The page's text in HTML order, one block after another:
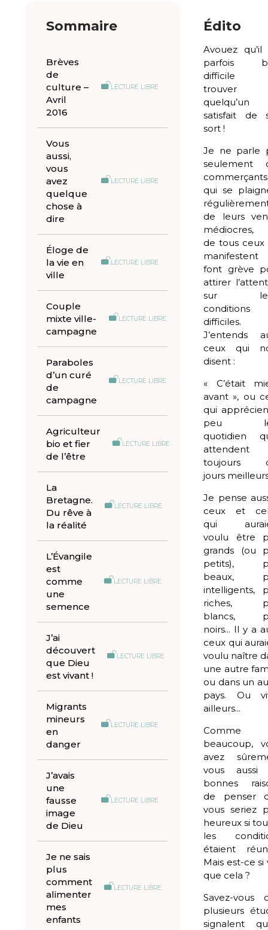
Sommaire
Brèves
de
culture –
Avril
2016
LECTURE LIBRE
Vous
aussi,
vous
avez
quelque
chose à
dire
LECTURE LIBRE
Éloge de
la vie en
ville
LECTURE LIBRE
Couple
mixte ville-
campagne
LECTURE LIBRE
Paraboles
d’un curé
de
campagne
LECTURE LIBRE
Agriculteur
bio et fier
de l’être
LECTURE LIBRE
La
Bretagne.
Du rêve à
la réalité
LECTURE LIBRE
L’Évangile
est
comme
une
semence
LECTURE LIBRE
J’ai
découvert
que Dieu
est vivant !
LECTURE LIBRE
Migrants
mineurs
en
danger
LECTURE LIBRE
J’avais
une
fausse
image
de Dieu
LECTURE LIBRE
Je ne sais
plus
comment
alimenter
mes
enfants
LECTURE LIBRE
Édito
Avouez qu’il
parfois
difficile
trouver
quelqu’un
satisfait de
sort !
Je ne parle
seulement
commerçants
qui se
de leurs
médiocres,
de tous ceux
manifestent
font grève
attirer
sur
conditions
difficiles.
J’entends
ceux qui
disent :
« C’était
avant », ou
qui
peu
quotidien
attendent
toujours
jours
Je pense
ceux et
qui
voulu être
grands (ou
petits),
beaux,
intelligents,
riches,
blancs,
noirs... Il y a
ceux qui
voulu naître
une autre
ou dans un
pays. Ou
ailleurs...
Comme
beaucoup,
avez
vous aussi
bonnes
de penser
vous seriez
heureux si
les
étaient
Mais est-ce si
que cela ?
Savez-vous
plusieurs
signalent